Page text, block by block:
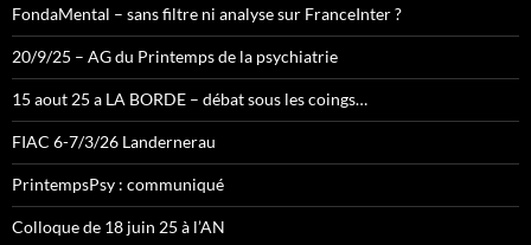
FondaMental – sans filtre ni analyse sur FranceInter ?
20/9/25 – AG du Printemps de la psychiatrie
15 aout 25 a LA BORDE – débat sous les coings…
FIAC 6-7/3/26 Landernerau
PrintempsPsy : communiqué
Colloque de 18 juin 25 à l’AN